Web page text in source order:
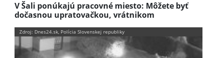
V Šali ponúkajú pracovné miesto: Môžete byť
dočasnou upratovačkou, vrátnikom
Zdroj: Dnes24.sk, Polícia Slovenskej republiky